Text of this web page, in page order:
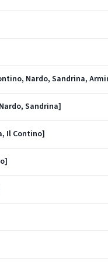
Sandrina]
Il Contino]